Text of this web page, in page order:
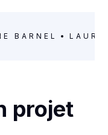
BARNEL
projet